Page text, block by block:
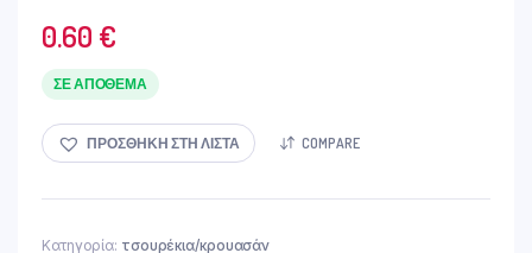
0.60 €
ΣΕ ΑΠΌΘΕΜΑ
ΠΡΟΣΘΉΚΗ ΣΤΗ ΛΊΣΤΑ COMPARE
Κατηγορία: τσουρέκια/κρουασάν